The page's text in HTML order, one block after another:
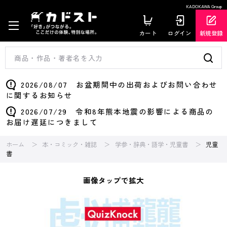
KADOKAWA Group
カート ログイン 新規登録
2026/08/07 お盆期間中の出荷およびお問い合わせ
に関するお知らせ
2026/07/29 令和8年熊本地震の影響による商品の
お届け遅延につきまして
ホーム 本・コミック・雑誌 学参・辞典・語学・児童書
児童
書
画像タップで拡大